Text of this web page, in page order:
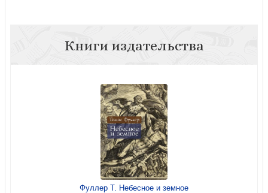
Книги издательства
Фуллер Т. Небесное и земное